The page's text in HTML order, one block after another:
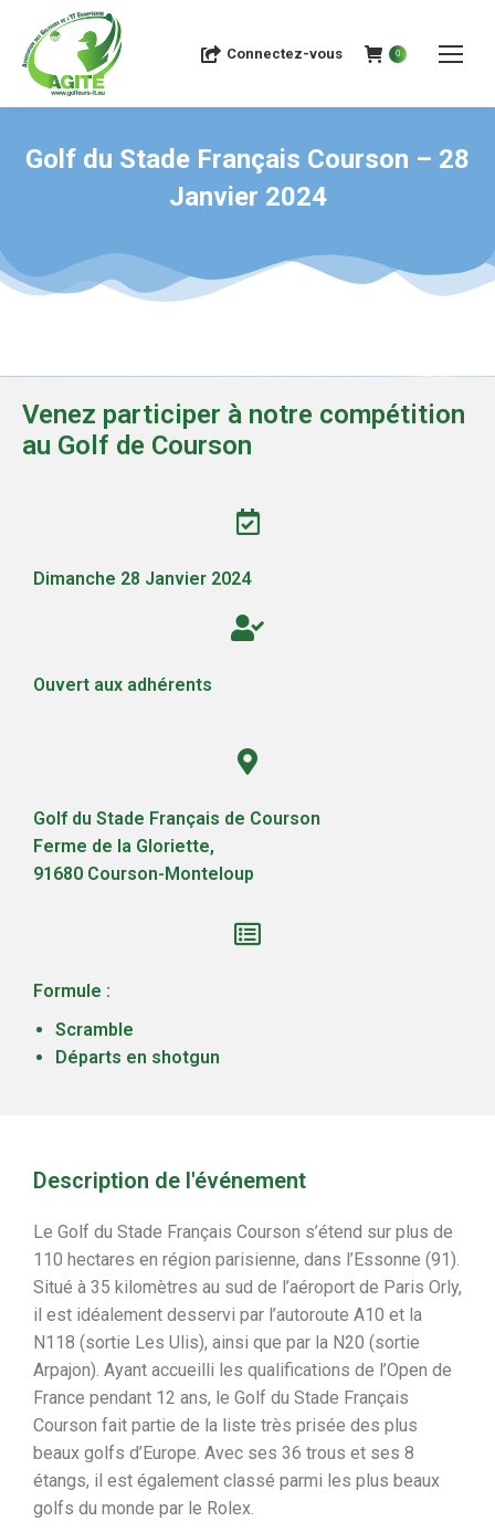
Connectez-vous 0
Golf du Stade Français Courson – 28
Janvier 2024
Venez participer à notre compétition
au Golf de Courson
Dimanche 28 Janvier 2024
Ouvert aux adhérents
Golf du Stade Français de Courson
Ferme de la Gloriette,
91680 Courson-Monteloup
Formule :
Scramble
Départs en shotgun
Description de l'événement
Le Golf du Stade Français Courson s’étend sur plus de
110 hectares en région parisienne, dans l’Essonne (91).
Situé à 35 kilomètres au sud de l’aéroport de Paris Orly,
il est idéalement desservi par l’autoroute A10 et la
N118 (sortie Les Ulis), ainsi que par la N20 (sortie
Arpajon). Ayant accueilli les qualifications de l’Open de
France pendant 12 ans, le Golf du Stade Français
Courson fait partie de la liste très prisée des plus
beaux golfs d’Europe. Avec ses 36 trous et ses 8
étangs, il est également classé parmi les plus beaux
golfs du monde par le Rolex.